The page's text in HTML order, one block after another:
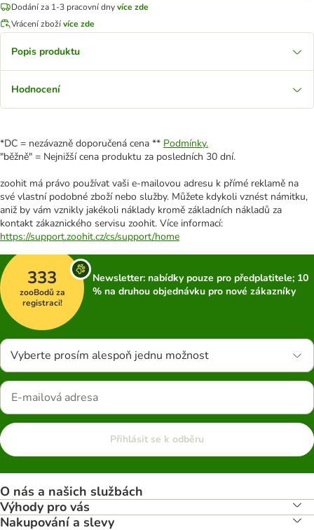
Dodání za 1-3 pracovní dnyvíce zde
Vrácení zbožívíce zde
Popis produktu
Hodnocení
*DC = nezávazně doporučená cena ** Podmínky.
"běžně" = Nejnižší cena produktu za posledních 30 dní.
zoohit má právo používat vaši e-mailovou adresu k přímé reklamě na
své vlastní podobné zboží nebo služby. Můžete kdykoli vznést námitku,
aniž by vám vznikly jakékoli náklady kromě základních nákladů za
kontakt zákaznického servisu zoohit. Více informací:
https://support.zoohit.cz/cs/support/home
333
zooBodů za
registraci!
Newsletter: nabídky pouze pro předplatitele; 10
% na druhou objednávku pro nové zákazníky
Vyberte prosím alespoň jednu možnost
Přihlásit se k odběru
O nás a našich službách
Výhody pro vás
Nakupování a slevy